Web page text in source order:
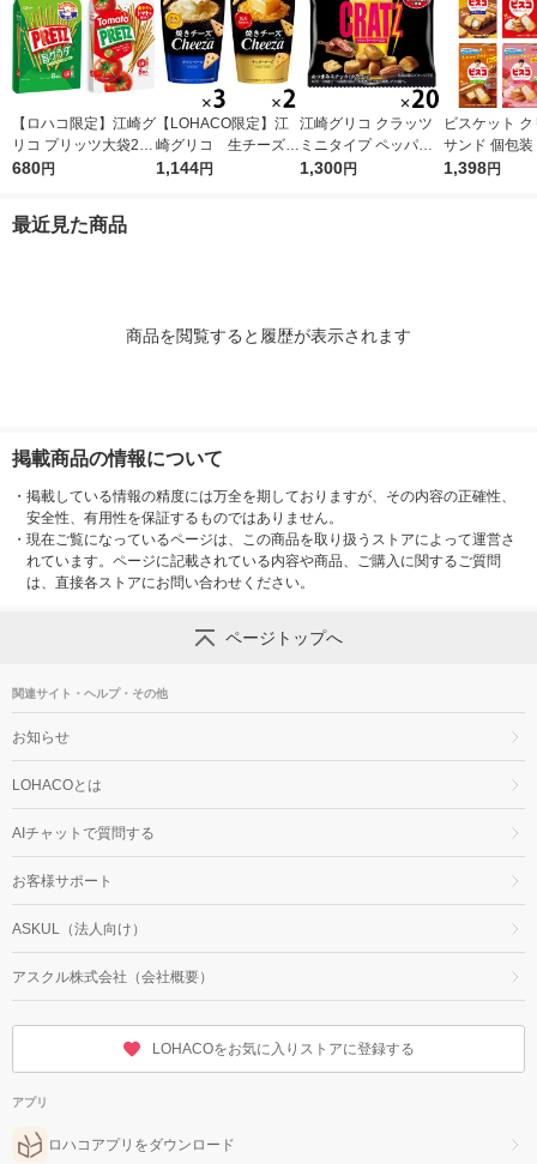
【ロハコ限定】江崎グ
リコ プリッツ大袋2種
セット（旨サラダ、熟
菓子 おつまみ
680円
【LOHACO限定】江
崎グリコ 生チーズの
チーザ 2種アソートセ
1,144円
江崎グリコ クラッツ
ミニタイプ ペッパー
ベーコン 20袋 お
1,300円
ビスケット
サンド 個包装
りサイズ ビ
1,398円
最近見た商品
商品を閲覧すると履歴が表示されます
掲載商品の情報について
・ 掲載している情報の精度には万全を期しておりますが、その内容の正確性、
安全性、有用性を保証するものではありません。
・ 現在ご覧になっているページは、この商品を取り扱うストアによって運営さ
れています。ページに記載されている内容や商品、ご購入に関するご質問
は、直接各ストアにお問い合わせください。
ページトップへ
関連サイト・ヘルプ・その他
お知らせ
LOHACOとは
AIチャットで質問する
お客様サポート
ASKUL（法人向け）
アスクル株式会社（会社概要）
LOHACOをお気に入りストアに登録する
アプリ
ロハコアプリをダウンロード